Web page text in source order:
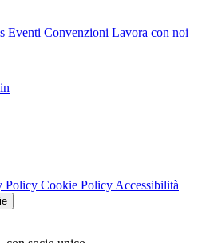
Eventi Convenzioni Lavora con noi
Policy Cookie Policy Accessibilità